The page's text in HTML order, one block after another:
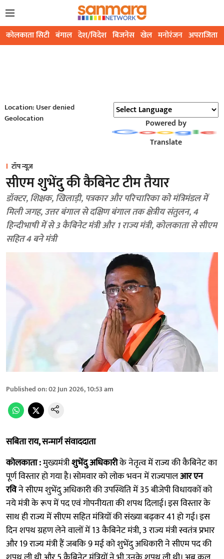
कोलकाता सिटी बंगाल देश/विदेश बिजनेस खेल मनोरंजन अपराजिता
Location: User denied
Geolocation
Powered by
Translate
टॉप न्यूज़
सीएम शुभेंदु की कैबिनेट टीम तैयार
डॉक्टर, शिक्षक, खिलाड़ी, पत्रकार और परिचारिका को मंत्रिमंडल में
मिली जगह, उत्तर बंगाल से दक्षिण बंगाल तक क्षेत्रीय संतुलन, 4
हिन्दीभाषी में से 3 कैबिनेट मंत्री और 1 राज्य मंत्री, कोलकाता से सीएम
सहित 4 बने मंत्री
Published on:02 Jun 2026, 10:53 am
सबिता राय, सन्मार्ग संवाददाता
कोलकाता :मुख्यमंत्रीशुभेंदु अधिकारीके नेतृत्व में राज्य की कैबिनेट का
पूर्ण विस्तार हो गया है। सोमवार को लोक भवन में राज्यपालआर एन
रविने सीएम शुभेंदु अधिकारी की उपस्थिति में 35 बीजेपी विधायकों को
नये मंत्री के रूप में पद एवं गोपनीयता की शपथ दिलाई। इस विस्तार के
साथ ही राज्य में सीएम सहित मंत्रियों की संख्या बढ़कर 41 हो गई। इस
दिन शपथ ग्रहण लेने वालों में 13 कैबिनेट मंत्री, 3 राज्य मंत्री स्वतंत्र प्रभार
और 19 राज्य मंत्री हैं जबकि 9 मई को शुभेंदु अधिकारी ने सीएम पद की